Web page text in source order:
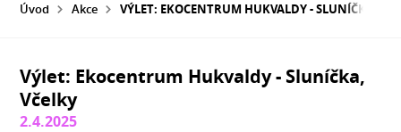
Úvod Akce VÝLET: EKOCENTRUM HUKVALDY - SLUNÍČKA,
Výlet: Ekocentrum Hukvaldy - Sluníčka,
Včelky
2.4.2025